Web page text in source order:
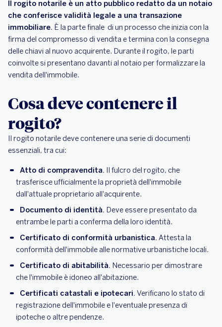
Il rogito notarile è un atto pubblico redatto da un notaio
che conferisce validità legale a una transazione
immobiliare. È la parte finale di un processo che inizia con la
firma del compromesso di vendita e termina con la consegna
delle chiavi al nuovo acquirente. Durante il rogito, le parti
coinvolte si presentano davanti al notaio per formalizzare la
vendita dell'immobile.
Cosa deve contenere il
rogito?
Il rogito notarile deve contenere una serie di documenti
essenziali, tra cui:
Atto di compravendita. Il fulcro del rogito, che
trasferisce ufficialmente la proprietà dell'immobile
dall'attuale proprietario all'acquirente.
Documento di identità. Deve essere presentato da
entrambe le parti a conferma della loro identità.
Certificato di conformità urbanistica. Attesta la
conformità dell'immobile alle normative urbanistiche locali.
Certificato di abitabilità. Necessario per dimostrare
che l'immobile è idoneo all'abitazione.
Certificati catastali e ipotecari. Verificano lo stato di
registrazione dell'immobile e l'eventuale presenza di
ipoteche o altre pendenze.